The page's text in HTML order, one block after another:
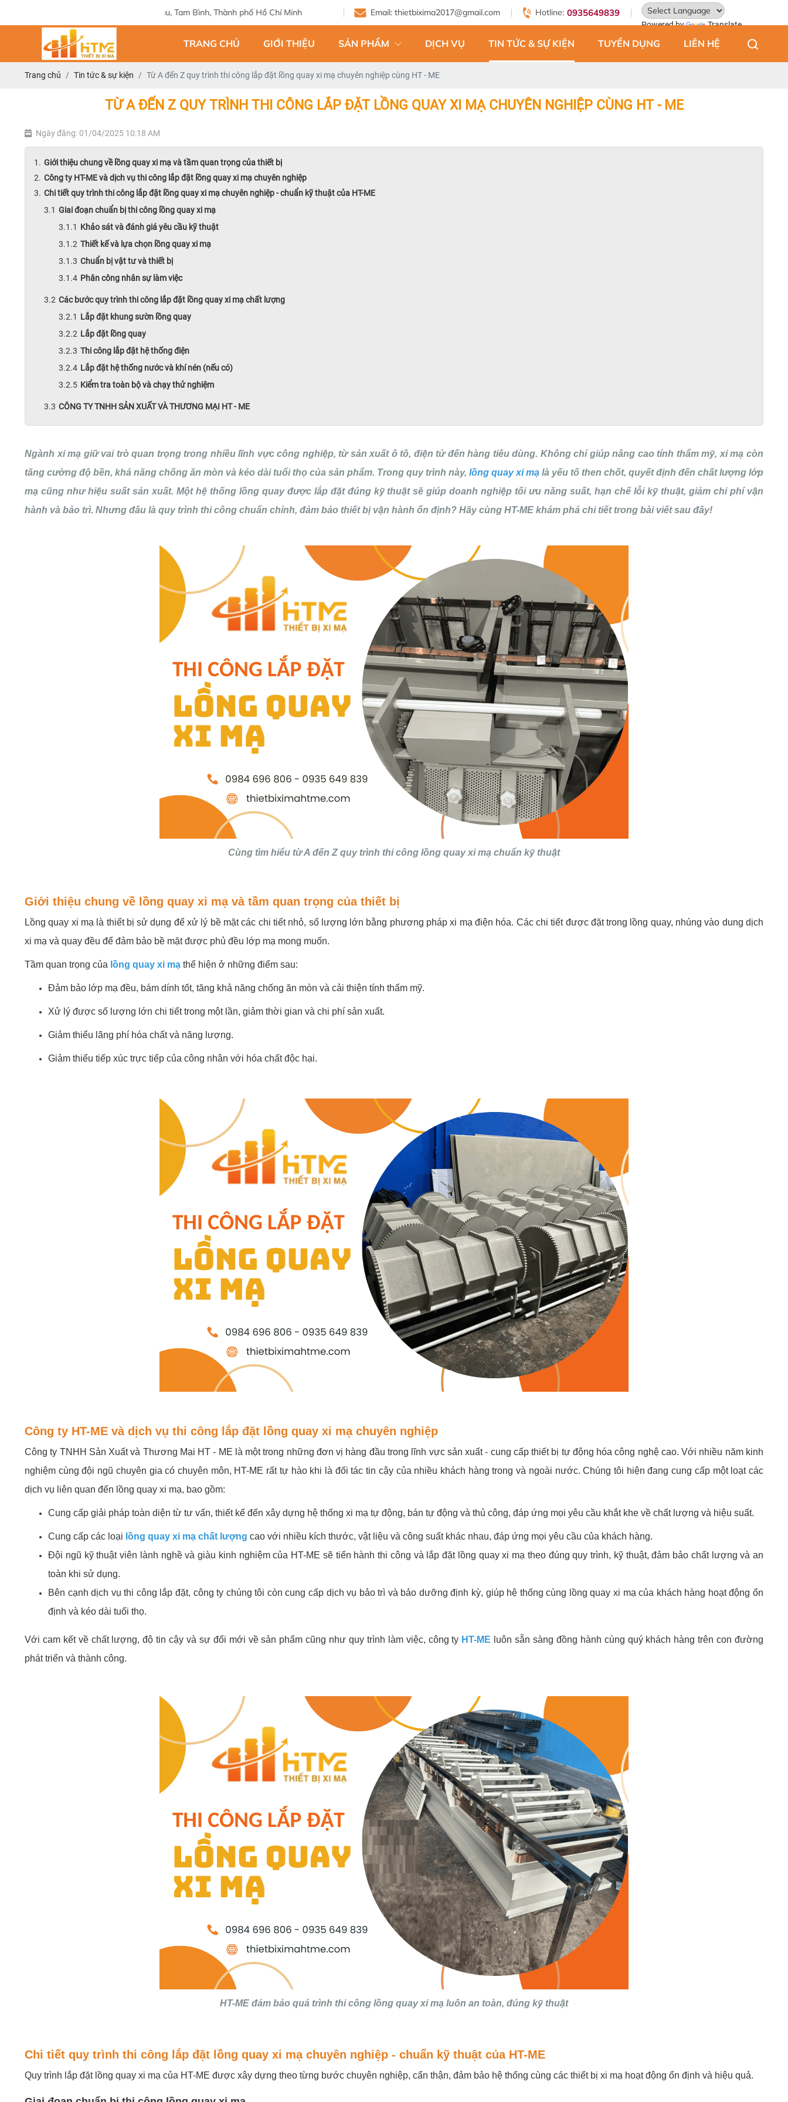
Địa chỉ: 124 Tam Châu, Tam Bình, Thành phố Hồ Chí Minh Email: thietbixima2017@gmail.com Hotline: 0935649839
Powered by Translate
TRANG CHỦ GIỚI THIỆU SẢN PHẨM DỊCH VỤ TIN TỨC & SỰ KIỆN TUYỂN DỤNG LIÊN HỆ
Trang chủ Tin tức & sự kiện Từ A đến Z quy trình thi công lắp đặt lồng quay xi mạ chuyên nghiệp cùng HT - ME
TỪ A ĐẾN Z QUY TRÌNH THI CÔNG LẮP ĐẶT LỒNG QUAY XI MẠ CHUYÊN NGHIỆP CÙNG HT - ME
Ngày đăng: 01/04/2025 10:18 AM
Giới thiệu chung về lồng quay xi mạ và tầm quan trọng của thiết bị
Công ty HT-ME và dịch vụ thi công lắp đặt lồng quay xi mạ chuyên nghiệp
Chi tiết quy trình thi công lắp đặt lồng quay xi mạ chuyên nghiệp - chuẩn kỹ thuật của HT-ME
Giai đoạn chuẩn bị thi công lồng quay xi mạ
Khảo sát và đánh giá yêu cầu kỹ thuật
Thiết kế và lựa chọn lồng quay xi mạ
Chuẩn bị vật tư và thiết bị
Phân công nhân sự làm việc
Các bước quy trình thi công lắp đặt lồng quay xi mạ chất lượng
Lắp đặt khung sườn lồng quay
Lắp đặt lồng quay
Thi công lắp đặt hệ thống điện
Lắp đặt hệ thống nước và khí nén (nếu có)
Kiểm tra toàn bộ và chạy thử nghiệm
CÔNG TY TNHH SẢN XUẤT VÀ THƯƠNG MẠI HT - ME
Ngành xi mạ giữ vai trò quan trọng trong nhiều lĩnh vực công nghiệp, từ sản xuất ô tô, điện tử đến hàng tiêu dùng. Không chỉ giúp nâng cao tính thẩm mỹ, xi mạ còn
tăng cường độ bền, khả năng chống ăn mòn và kéo dài tuổi thọ của sản phẩm. Trong quy trình này, lồng quay xi mạ là yếu tố then chốt, quyết định đến chất lượng lớp
mạ cũng như hiệu suất sản xuất. Một hệ thống lồng quay được lắp đặt đúng kỹ thuật sẽ giúp doanh nghiệp tối ưu năng suất, hạn chế lỗi kỹ thuật, giảm chi phí vận
hành và bảo trì. Nhưng đâu là quy trình thi công chuẩn chỉnh, đảm bảo thiết bị vận hành ổn định? Hãy cùng HT-ME khám phá chi tiết trong bài viết sau đây!
Cùng tìm hiểu từ A đến Z quy trình thi công lồng quay xi mạ chuẩn kỹ thuật
Giới thiệu chung về lồng quay xi mạ và tầm quan trọng của thiết bị
Lồng quay xi mạ là thiết bị sử dụng để xử lý bề mặt các chi tiết nhỏ, số lượng lớn bằng phương pháp xi mạ điện hóa. Các chi tiết được đặt trong lồng quay, nhúng vào dung dịch
xi mạ và quay đều để đảm bảo bề mặt được phủ đều lớp mạ mong muốn.
Tầm quan trọng của lồng quay xi mạ thể hiện ở những điểm sau:
Đảm bảo lớp mạ đều, bám dính tốt, tăng khả năng chống ăn mòn và cải thiện tính thẩm mỹ.
Xử lý được số lượng lớn chi tiết trong một lần, giảm thời gian và chi phí sản xuất.
Giảm thiểu lãng phí hóa chất và năng lượng.
Giảm thiểu tiếp xúc trực tiếp của công nhân với hóa chất độc hại.
Công ty HT-ME và dịch vụ thi công lắp đặt lồng quay xi mạ chuyên nghiệp
Công ty TNHH Sản Xuất và Thương Mại HT - ME là một trong những đơn vị hàng đầu trong lĩnh vực sản xuất - cung cấp thiết bị tự động hóa công nghệ cao. Với nhiều năm kinh
nghiệm cùng đội ngũ chuyên gia có chuyên môn, HT-ME rất tự hào khi là đối tác tin cậy của nhiều khách hàng trong và ngoài nước. Chúng tôi hiện đang cung cấp một loạt các
dịch vụ liên quan đến lồng quay xi mạ, bao gồm:
Cung cấp giải pháp toàn diện từ tư vấn, thiết kế đến xây dựng hệ thống xi mạ tự động, bán tự động và thủ công, đáp ứng mọi yêu cầu khắt khe về chất lượng và hiệu suất.
Cung cấp các loại lồng quay xi mạ chất lượng cao với nhiều kích thước, vật liệu và công suất khác nhau, đáp ứng mọi yêu cầu của khách hàng.
Đội ngũ kỹ thuật viên lành nghề và giàu kinh nghiệm của HT-ME sẽ tiến hành thi công và lắp đặt lồng quay xi mạ theo đúng quy trình, kỹ thuật, đảm bảo chất lượng và an
toàn khi sử dụng.
Bên cạnh dịch vụ thi công lắp đặt, công ty chúng tôi còn cung cấp dịch vụ bảo trì và bảo dưỡng định kỳ, giúp hệ thống cùng lồng quay xi mạ của khách hàng hoạt động ổn
định và kéo dài tuổi thọ.
Với cam kết về chất lượng, độ tin cậy và sự đổi mới về sản phẩm cũng như quy trình làm việc, công ty HT-ME luôn sẵn sàng đồng hành cùng quý khách hàng trên con đường
phát triển và thành công.
HT-ME đảm bảo quá trình thi công lồng quay xi mạ luôn an toàn, đúng kỹ thuật
Chi tiết quy trình thi công lắp đặt lồng quay xi mạ chuyên nghiệp - chuẩn kỹ thuật của HT-ME
Quy trình lắp đặt lồng quay xi mạ của HT-ME được xây dựng theo từng bước chuyên nghiệp, cẩn thận, đảm bảo hệ thống cùng các thiết bị xi mạ hoạt động ổn định và hiệu quả.